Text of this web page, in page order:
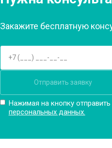
Закажите бесплатную
Отправить заявку
Нажимая на кнопку
персональных данных.